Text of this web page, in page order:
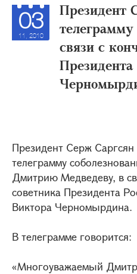
03
11, 2010
Президент
телеграмму
связи с
Президент Серж Саргсян
телеграмму
Дмитрию Медведеву, в
советника Президента
Виктора Черномырдина.
В телеграмме говорится:
«Многоуважаемый